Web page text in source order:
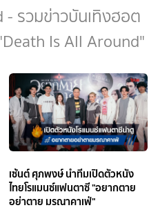
- รวมข่าวบันเทิงฮอต
Is All Around"
เซ้นต์ ศุภพงษ์ นำทีมเปิดตัวหนัง
ไทยโรแมนซ์แฟนตาซี "อยากตาย
อย่าตาย มรณาคาเฟ่"